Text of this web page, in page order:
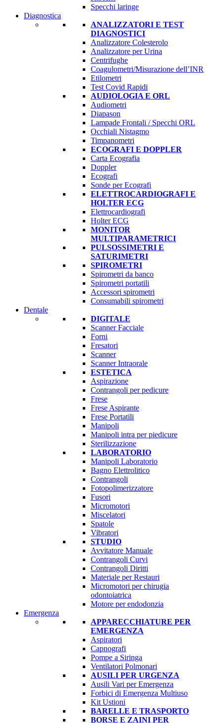
Specchi laringe
Diagnostica
ANALIZZATORI E TEST
DIAGNOSTICI
Analizzatore Colesterolo
Analizzatore per Urina
Centrifughe
Coagulometri/Misurazione dell’INR
Etilometri
Test Covid Rapidi
AUDIOLOGIA E ORL
Audiometri
Diapason
Lampade Frontali / Specchi ORL
Occhiali Nistagmo
Timpanometri
ECOGRAFI E DOPPLER
Carta Ecografia
Doppler
Ecografi
Sonde per Ecografi
ELETTROCARDIOGRAFI E
HOLTER ECG
Elettrocardiografi
Holter ECG
MONITOR
MULTIPARAMETRICI
PULSOSSIMETRI E
SATURIMETRI
SPIROMETRI
Spirometri da banco
Spirometri portatili
Accessori spirometri
Consumabili spirometri
Dentale
DIGITALE
Scanner Facciale
Forni
Fresatori
Scanner
Scanner Intraorale
ESTETICA
Aspirazione
Contrangoli per pedicure
Frese
Frese Aspirante
Frese Portatili
Manipoli
Manipoli intra per piedicure
Sterilizzazione
LABORATORIO
Manipoli Laboratorio
Bagno Elettrolitico
Contrangoli
Fotopolimerizzatore
Fusori
Micromotori
Miscelatori
Spatole
Vibratori
STUDIO
Avvitatore Manuale
Contrangoli Curvi
Contrangoli Diritti
Materiale per Restauri
Micromotori per chirugia
odontoiatrica
Motore per endodonzia
Emergenza
APPARECCHIATURE PER
EMERGENZA
Aspiratori
Capnografi
Pompe a Siringa
Ventilatori Polmonari
AUSILI PER URGENZA
Ausili Vari per Emergenza
Forbici di Emergenza Multiuso
Kit Ustioni
BARELLE E TRASPORTO
BORSE E ZAINI PER